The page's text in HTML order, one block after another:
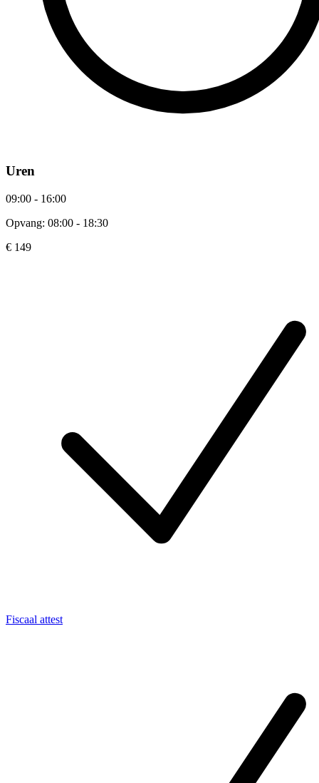
Uren
09:00 - 16:00
Opvang: 08:00 - 18:30
€ 149
Fiscaal attest